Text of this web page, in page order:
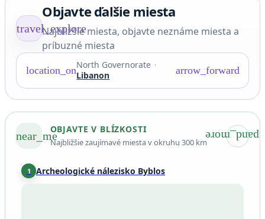
travel_explore
Objavte ďalšie miesta
Najbližšie miesta, objavte neznáme miesta a
príbuzné miesta
location_onNorth Governorate
Libanon
arrow_forward
near_me
OBJAVTE V BLÍZKOSTI
Najbližšie zaujímavé miesta v okruhu 300 km
1 Archeologické nálezisko Byblos